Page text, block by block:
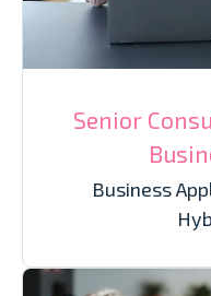
Senior
Business